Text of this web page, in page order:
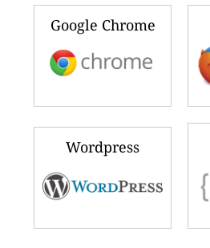
Google Chrome
Wordpress